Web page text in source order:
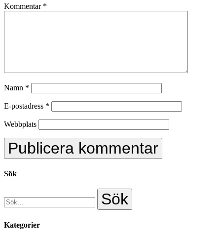
Kommentar *
Namn *
E-postadress *
Webbplats
Sök
Kategorier